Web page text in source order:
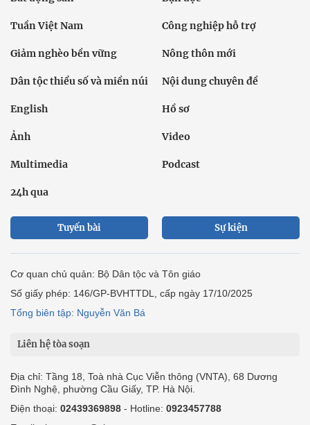
Tuần Việt Nam Công nghiệp hỗ trợ
Giảm nghèo bền vững Nông thôn mới
Dân tộc thiểu số và miền núi Nội dung chuyên đề
English Hồ sơ
Ảnh Video
Multimedia Podcast
24h qua
Tuyến bài Sự kiện
Cơ quan chủ quản: Bộ Dân tộc và Tôn giáo
Số giấy phép: 146/GP-BVHTTDL, cấp ngày 17/10/2025
Tổng biên tập: Nguyễn Văn Bá
Liên hệ tòa soạn
Địa chỉ: Tầng 18, Toà nhà Cục Viễn thông (VNTA), 68 Dương
Đình Nghệ, phường Cầu Giấy, TP. Hà Nội.
Điện thoại: 02439369898 - Hotline: 0923457788